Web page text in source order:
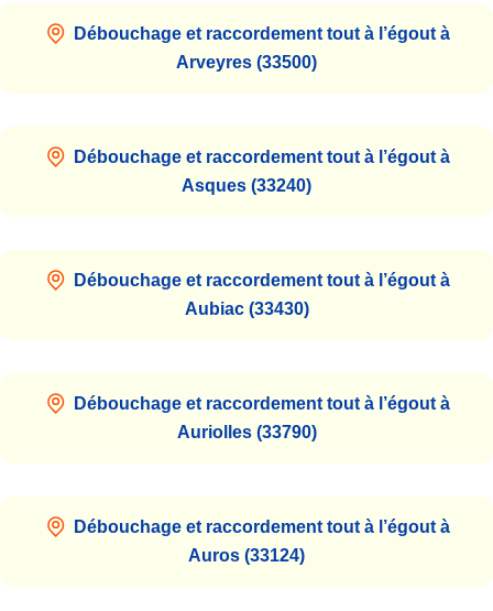
Débouchage et raccordement tout à l’égout à
Arveyres (33500)
Débouchage et raccordement tout à l’égout à
Asques (33240)
Débouchage et raccordement tout à l’égout à
Aubiac (33430)
Débouchage et raccordement tout à l’égout à
Auriolles (33790)
Débouchage et raccordement tout à l’égout à
Auros (33124)